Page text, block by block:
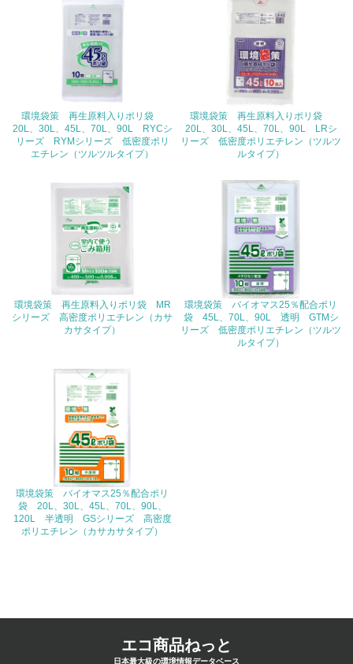
<L1> グリーン購入の取り組み方針を有し、グリーン購入
を行っている
14.
具体的な目標や計画を立てている
非該当（包装・物流を必要とする業務を行っていない）
15.
<L1> 環境負荷ができるだけ小さい包装・梱包を行ってい
<L2> 環境負荷ができるだけ小さい物流を行っている
非該当（化学物質を使用していない）
18.
<L2> 化学物質の使用量及び外部への排出量を把握し、具
体的な削減目標や計画を立てている
環境袋策 再生原料入りポリ袋
20L、30L、45L、70L、90L RYCシ
リーズ RYMシリーズ 低密度ポリ
エチレン（ツルツルタイプ）
環境袋策 再生原料入りポリ袋
20L、30L、45L、70L、90L LRシ
リーズ 低密度ポリエチレン（ツルツ
ルタイプ）
環境袋策 再生原料入りポリ袋 MR
シリーズ 高密度ポリエチレン（カサ
カサタイプ）
環境袋策 バイオマス25％配合ポリ
袋 45L、70L、90L 透明 GTMシ
リーズ 低密度ポリエチレン（ツルツ
ルタイプ）
環境袋策 バイオマス25％配合ポリ
袋 20L、30L、45L、70L、90L、
120L 半透明 GSシリーズ 高密度
ポリエチレン（カサカサタイプ）
エコ商品ねっと
日本最大級の環境情報データベース